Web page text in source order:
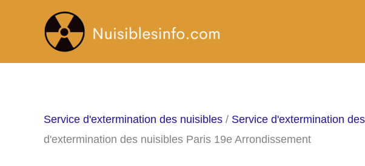
Service d'extermination des nuisibles / Service d'extermination
d'extermination des nuisibles Paris 19e Arrondissement